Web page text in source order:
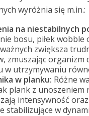
wyróżnia się m.in.:
na niestabilnych
bosu, piłek wobble
zwiększa
zmuszając organizm
w utrzymywaniu
w planku: Różne
plank z unoszeniem
intensywność
stabilizujące w